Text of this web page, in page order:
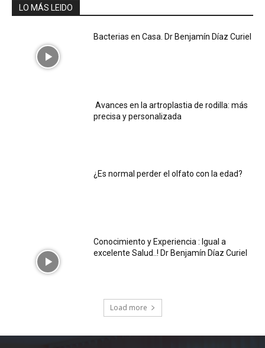
LO MÁS LEIDO
Bacterias en Casa. Dr Benjamín Díaz Curiel
Avances en la artroplastia de rodilla: más
precisa y personalizada
¿Es normal perder el olfato con la edad?
Conocimiento y Experiencia : Igual a
excelente Salud..! Dr Benjamín Díaz Curiel
Load more